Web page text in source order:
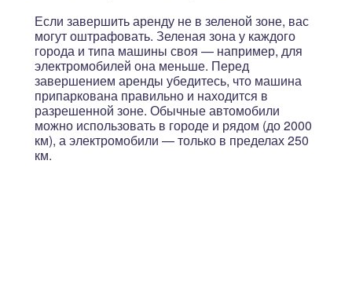
Если завершить аренду не в зеленой зоне, вас
могут оштрафовать. Зеленая зона у каждого
города и типа машины своя — например, для
электромобилей она меньше. Перед
завершением аренды убедитесь, что машина
припаркована правильно и находится в
разрешенной зоне. Обычные автомобили
можно использовать в городе и рядом (до 2000
км), а электромобили — только в пределах 250
км.